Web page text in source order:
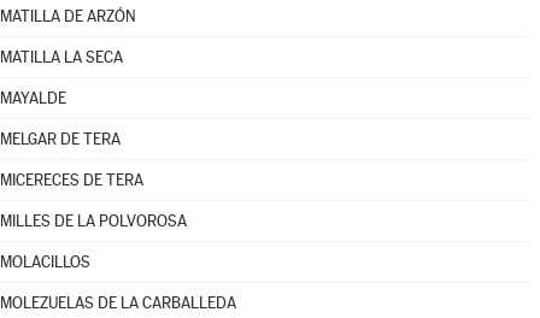
MATILLA DE ARZÓN
MATILLA LA SECA
MAYALDE
MELGAR DE TERA
MICERECES DE TERA
MILLES DE LA POLVOROSA
MOLACILLOS
MOLEZUELAS DE LA CARBALLEDA